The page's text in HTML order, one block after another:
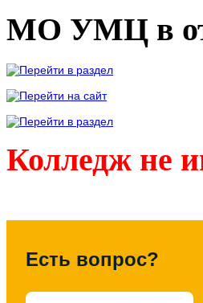
МО УМЦ в
Колледж не
Есть вопрос?